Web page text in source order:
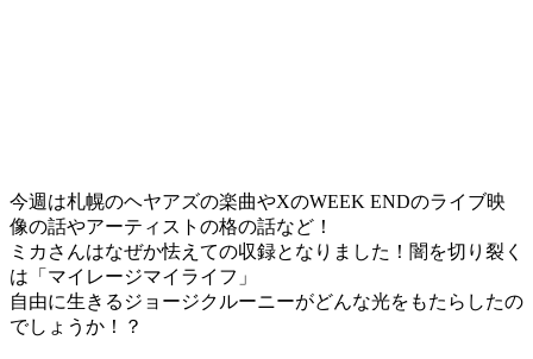
今週は札幌のヘヤアズの楽曲やXのWEEK ENDのライブ映
像の話やアーティストの格の話など！
ミカさんはなぜか怯えての収録となりました！闇を切り裂く
は「マイレージマイライフ」
自由に生きるジョージクルーニーがどんな光をもたらしたの
でしょうか！？